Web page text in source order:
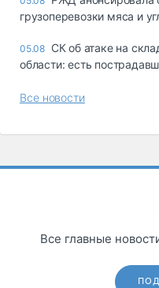
грузоперевозки мяса и
05.08 СК об атаке на
области: есть
Все новости
Все главные